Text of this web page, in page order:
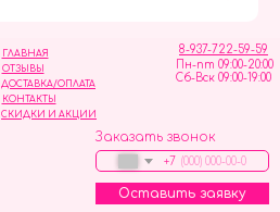
ОТЗЫВЫ
ГЛАВНАЯ
ДОСТАВКА/ОПЛАТА
СКИДКИ И АКЦИИ
КОНТАКТЫ
8-937-722-59-59
Пн-пт 09:00-20:00
Сб-Вск 09:00-19:00
Заказать звонок
+7
Оставить заявку